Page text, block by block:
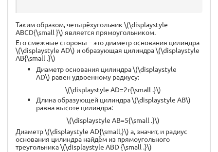
Таким образом, четырёхугольник \(\displaystyle
ABCD{\small }\) является прямоугольником.
Его смежные стороны – это диаметр основания цилиндра
\(\displaystyle AD\) и образующая цилиндра \(\displaystyle
AB{\small .}\)
Диаметр основания цилиндра \(\displaystyle
AD\) равен удвоенному радиусу:
\(\displaystyle AD=2r{\small .}\)
Длина образующей цилиндра \(\displaystyle AB\)
равна высоте цилиндра:
\(\displaystyle AB=5{\small .}\)
Диаметр \(\displaystyle AD{\small,}\) а, значит, и радиус
основания цилиндра найдём из прямоугольного
треугольника \(\displaystyle ABD {\small .}\)